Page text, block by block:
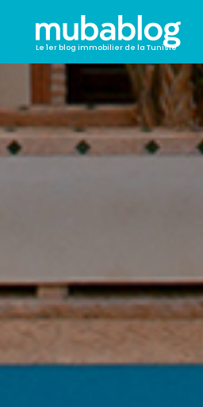
Le 1er blog immobilier de la Tunisie